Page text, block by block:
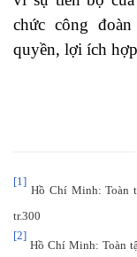
chức công
quyền, lợi ích
[1]
Hồ Chí Minh: Toàn
tr.300
[2]
Hồ Chí Minh: Toàn